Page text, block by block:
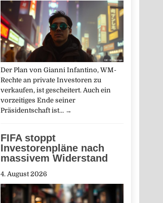
Der Plan von Gianni Infantino, WM-
Rechte an private Investoren zu
verkaufen, ist gescheitert. Auch ein
vorzeitiges Ende seiner
Präsidentschaft ist… →
FIFA stoppt
Investorenpläne nach
massivem Widerstand
4. August 2026